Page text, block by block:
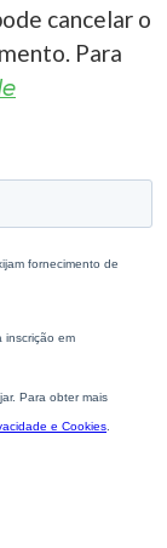
cancelar o
Para